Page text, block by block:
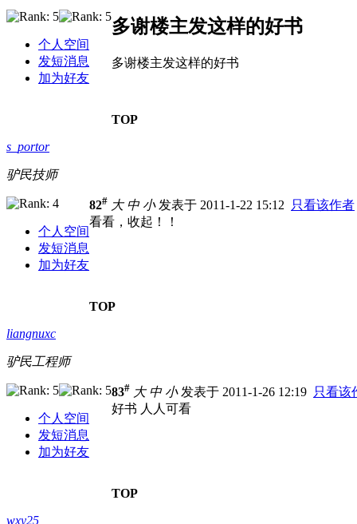
个人空间
发短消息
加为好友
多谢楼主发这样的好书
多谢楼主发这样的好书
TOP
s_portor
驴民技师
个人空间
发短消息
加为好友
82# 大 中 小发表于 2011-1-22 15:12
只看该作者
看看，收起！！
TOP
liangnuxc
驴民工程师
个人空间
发短消息
加为好友
83# 大 中 小发表于 2011-1-26 12:19 只看该
好书 人人可看
TOP
wxy25